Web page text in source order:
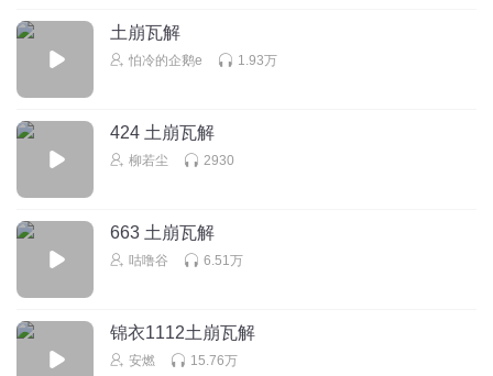
土崩瓦解
怕冷的企鹅e 1.93万
424 土崩瓦解
柳若尘 2930
663 土崩瓦解
咕噜谷 6.51万
锦衣1112土崩瓦解
安燃 15.76万